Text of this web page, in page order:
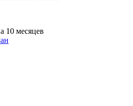
10 месяцев